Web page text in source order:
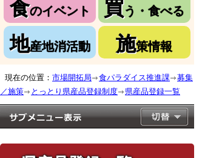
食のイベント 買う・食べる
地産地消活動 施策情報
現在の位置： 市場開拓局 食パラダイス推進課
募集
／施策
とっとり県産品登録制度 県産品登録一覧